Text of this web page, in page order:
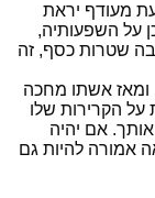
מעודף יראת
על השפעותיה,
שטרות כסף, זה
ומאז אשתו מחכה
על הקרירות שלו
אם יהיה
אמורה להיות גם